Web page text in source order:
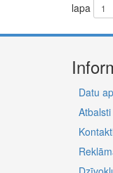
lapa
Datu